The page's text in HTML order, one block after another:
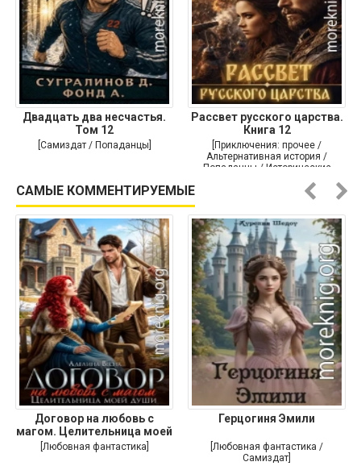
Двадцать два несчастья.
Том 12
[Самиздат / Попаданцы]
Рассвет русского царства.
Книга 12
[Приключения: прочее /
Альтернативная история /
Попаданцы / Исторические
САМЫЕ КОММЕНТИРУЕМЫЕ
Договор на любовь с
магом. Целительница моей
души
[Любовная фантастика]
Герцогиня Эмили
[Любовная фантастика /
Самиздат]